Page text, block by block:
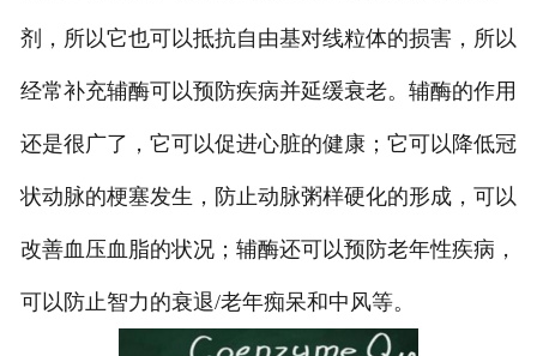
剂，所以它也可以抵抗自由基对线粒体的损害，所以
经常补充辅酶可以预防疾病并延缓衰老。辅酶的作用
还是很广了，它可以促进心脏的健康；它可以降低冠
状动脉的梗塞发生，防止动脉粥样硬化的形成，可以
改善血压血脂的状况；辅酶还可以预防老年性疾病，
可以防止智力的衰退/老年痴呆和中风等。